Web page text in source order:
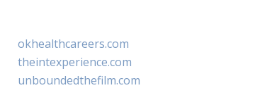
okhealthcareers.com
theintexperience.com
unboundedthefilm.com